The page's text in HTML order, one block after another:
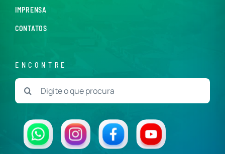
IMPRENSA
CONTATOS
ENCONTRE
Buscar
resultados